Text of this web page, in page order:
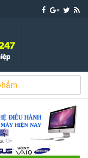
win